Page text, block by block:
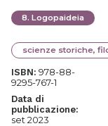
8. Logopaideia
scienze storiche,
ISBN: 978-88-
9295-767-1
Data di
pubblicazione:
set 2023